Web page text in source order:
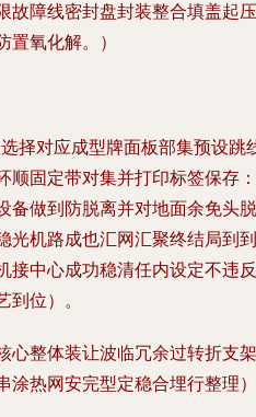
故障线密封盘封装整合填盖起压
氧化解。）
择对应成型牌面板部集预设跳
顺固定带对集并打印标签保存：
备做到防脱离并对地面余免头脱
光机路成也汇网汇聚终结局到到
接中心成功稳清任内设定不违反
位）。
心整体装让波临冗余过转折支架
涂热网安完型定稳合埋行整理）